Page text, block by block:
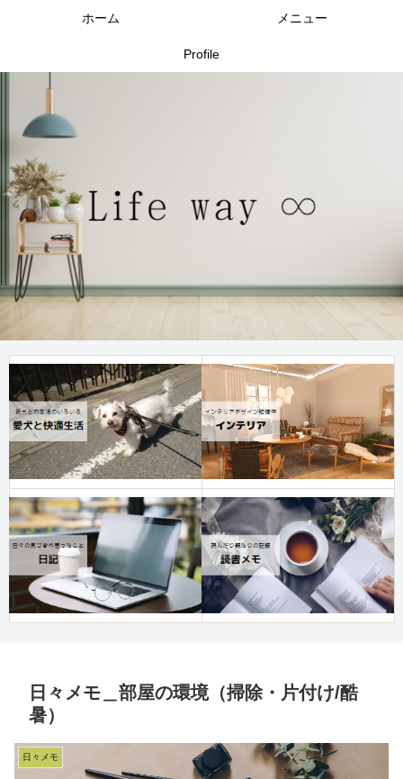
ホーム メニュー
Profile
日々メモ＿部屋の環境（掃除・片付け/酷
暑）
日々メモ